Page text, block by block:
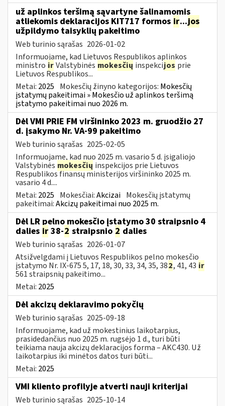
už aplinkos teršimą sąvartyne šalinamomis
atliekomis deklaracijos KIT717 formos ir...jos
užpildymo taisyklių pakeitimo
Web turinio sąrašas 2026-01-02
Informuojame, kad Lietuvos Respublikos aplinkos
ministro irValstybinės mokesčių inspekcijos prie
Lietuvos Respublikos...
Metai: 2025 Mokesčių žinyno kategorijos: Mokesčių
įstatymų pakeitimai » Mokesčio už aplinkos teršimą
įstatymo pakeitimai nuo 2026 m.
Dėl VMI PRIE FM viršininko 2023 m. gruodžio 27
d. įsakymo Nr. VA-99 pakeitimo
Web turinio sąrašas 2025-02-05
Informuojame, kad nuo 2025 m. vasario 5 d. įsigaliojo
Valstybinės mokesčių inspekcijos prie Lietuvos
Respublikos finansų ministerijos viršininko 2025 m.
vasario 4 d....
Metai: 2025 Mokesčiai:Akcizai Mokesčių įstatymų
pakeitimai:Akcizų pakeitimai nuo 2025 m.
Dėl LR pelno mokesčio įstatymo 30 straipsnio 4
dalies ir 38-2 straipsnio 2 dalies
Web turinio sąrašas 2026-01-07
Atsižvelgdami į Lietuvos Respublikos pelno mokesčio
įstatymo Nr. IX-675 5, 17, 18, 30, 33, 34, 35, 382, 41, 43 ir
561 straipsnių pakeitimo...
Metai: 2025
​​​​​​​Dėl akcizų deklaravimo pokyčių
Web turinio sąrašas 2025-09-18
Informuojame, kad už mokestinius laikotarpius,
prasidedančius nuo 2025 m. rugsėjo 1 d., turi būti
teikiama nauja akcizų deklaracijos forma – AKC430. Už
laikotarpius iki minėtos datos turi būti...
Metai: 2025
VMI kliento profilyje atverti nauji kriterijai
Web turinio sąrašas 2025-10-14